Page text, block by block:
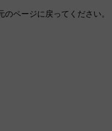
ページに戻ってください。